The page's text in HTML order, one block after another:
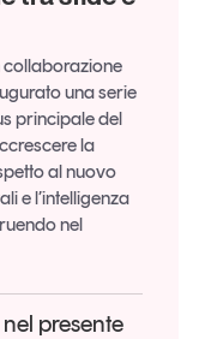
collaborazione
una serie
principale del
la
al nuovo
e l’intelligenza
nel
presente